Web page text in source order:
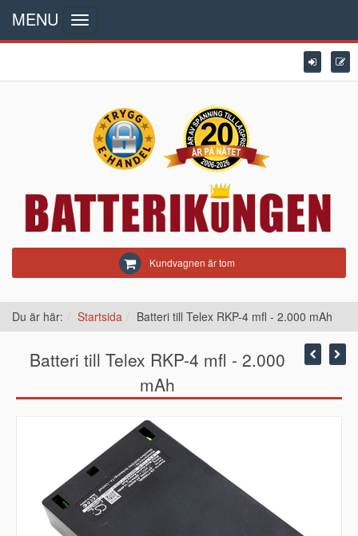
Kundvagnen är tom
MENU
Toggle
navigation
Du är här: Startsida Batteri till Telex RKP-4 mfl - 2.000 mAh
Batteri till Telex RKP-4 mfl - 2.000
mAh